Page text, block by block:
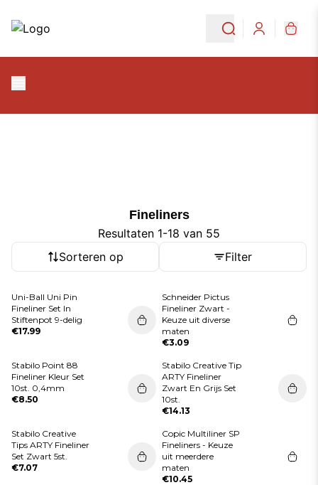
Login
Fineliners
Fineliners
Resultaten 1-18 van 55
Sorteren op
Filter
Uni-Ball Uni Pin
Fineliner Set In
Stiftenpot 9-delig
€17.99
Schneider Pictus
Fineliner Zwart -
Keuze uit diverse
maten
€3.09
Stabilo Point 88
Fineliner Kleur Set
10st. 0,4mm
€8.50
Stabilo Creative Tip
ARTY Fineliner
Zwart En Grijs Set
10st.
€14.13
Stabilo Creative
Tips ARTY Fineliner
Set Zwart 5st.
€7.07
Copic Multiliner SP
Fineliners - Keuze
uit meerdere
maten
€10.45